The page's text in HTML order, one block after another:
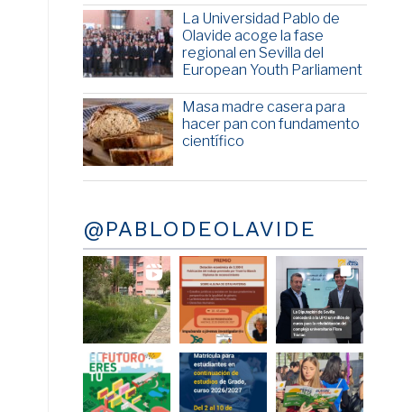
La Universidad Pablo de
Olavide acoge la fase
regional en Sevilla del
European Youth Parliament
Masa madre casera para
hacer pan con fundamento
científico
@PABLODEOLAVIDE